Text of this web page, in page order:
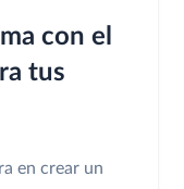
con el
tus
en crear un